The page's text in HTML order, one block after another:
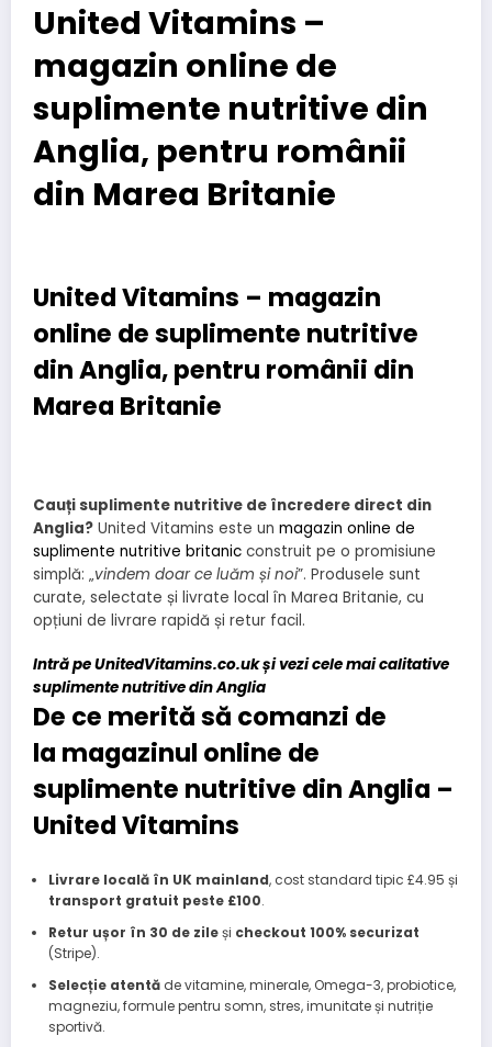
United Vitamins –
magazin online de
suplimente nutritive din
Anglia, pentru românii
din Marea Britanie
United Vitamins – magazin
online de suplimente nutritive
din Anglia, pentru românii din
Marea Britanie
Cauți suplimente nutritive de încredere direct din
Anglia? United Vitamins este un magazin online de
suplimente nutritive britanic construit pe o promisiune
simplă: „vindem doar ce luăm și noi”. Produsele sunt
curate, selectate și livrate local în Marea Britanie, cu
opțiuni de livrare rapidă și retur facil.
Intră pe UnitedVitamins.co.uk și vezi cele mai calitative
suplimente nutritive din Anglia
De ce merită să comanzi de
la magazinul online de
suplimente nutritive din Anglia –
United Vitamins
Livrare locală în UK mainland, cost standard tipic £4.95 și
transport gratuit peste £100.
Retur ușor în 30 de zileși checkout 100% securizat
(Stripe).
Selecție atentăde vitamine, minerale, Omega-3, probiotice,
magneziu, formule pentru somn, stres, imunitate și nutriție
sportivă.